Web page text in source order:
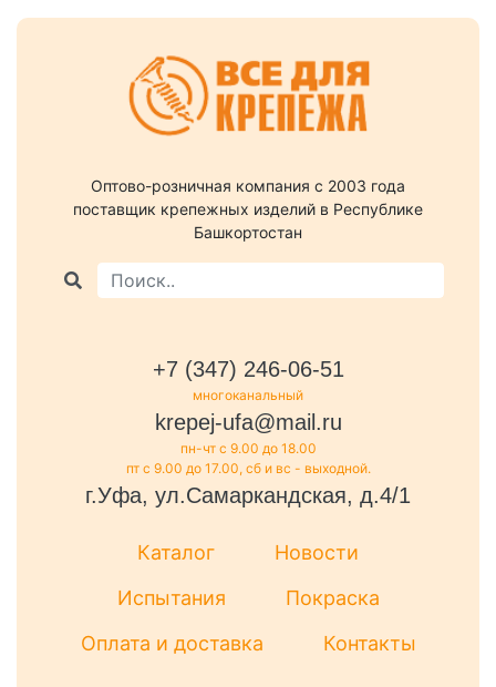
Оптово-розничная компания c 2003 года
поставщик крепежных изделий в Республике
Башкортостан
+7 (347) 246-06-51
многоканальный
krepej-ufa@mail.ru
пн-чт с 9.00 до 18.00
пт с 9.00 до 17.00, сб и вс - выходной.
г.Уфа, ул.Самаркандская, д.4/1
Каталог
Новости
Испытания
Покраска
Оплата и доставка
Контакты